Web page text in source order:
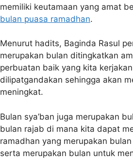
memiliki keutamaan yang amat
bulan puasa ramadhan.
Menurut hadits, Baginda Rasul
merupakan bulan ditingkatkan
perbuatan baik yang kita
dilipatgandakan sehingga akan
meningkat.
Bulan sya’ban juga merupakan
bulan rajab di mana kita dapat
ramadhan yang merupakan
serta merupakan bulan untuk